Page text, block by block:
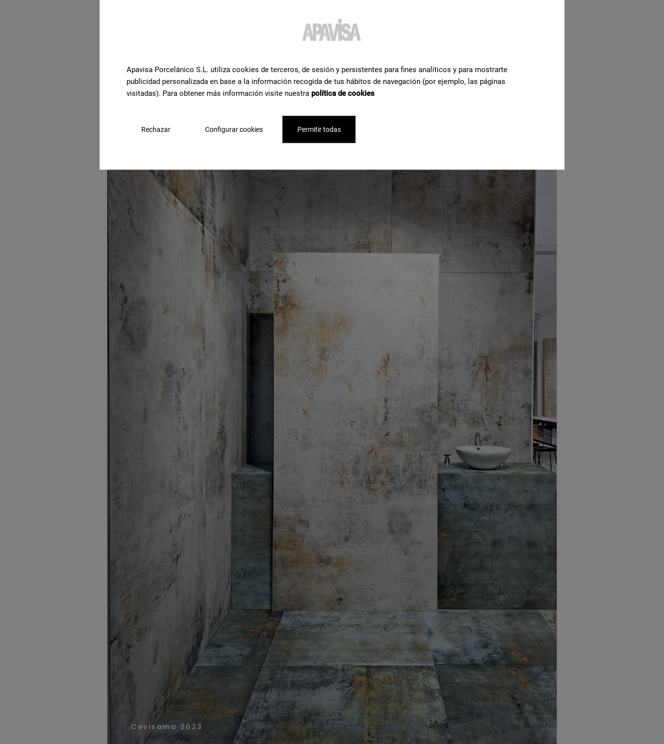
плитки, которые бросят вызов границам дизайна интерьера. От
, которая пробудит сущность майолики с современной изюминкой,
Aqcuaподарит спокойствие воды благодаря пастельным тонам и
очаровывает инновационным зеркальным эффектом в различных потрясающих цветах. Кроме того,Kangen
предлагает деревенские и естественные ощущения.
Cevisama 2023
Apavisa Porcelánico S.L. utiliza cookies de terceros, de sesión y persistentes para fines analíticos y para mostrarte
publicidad personalizada en base a la información recogida de tus hábitos de navegación (por ejemplo, las páginas
visitadas). Para obtener más información visite nuestra política de cookies
Rechazar Configurar cookies Permitir todas